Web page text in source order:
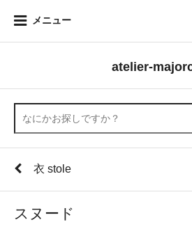
メニュー
atelier-
衣 stole
スヌード